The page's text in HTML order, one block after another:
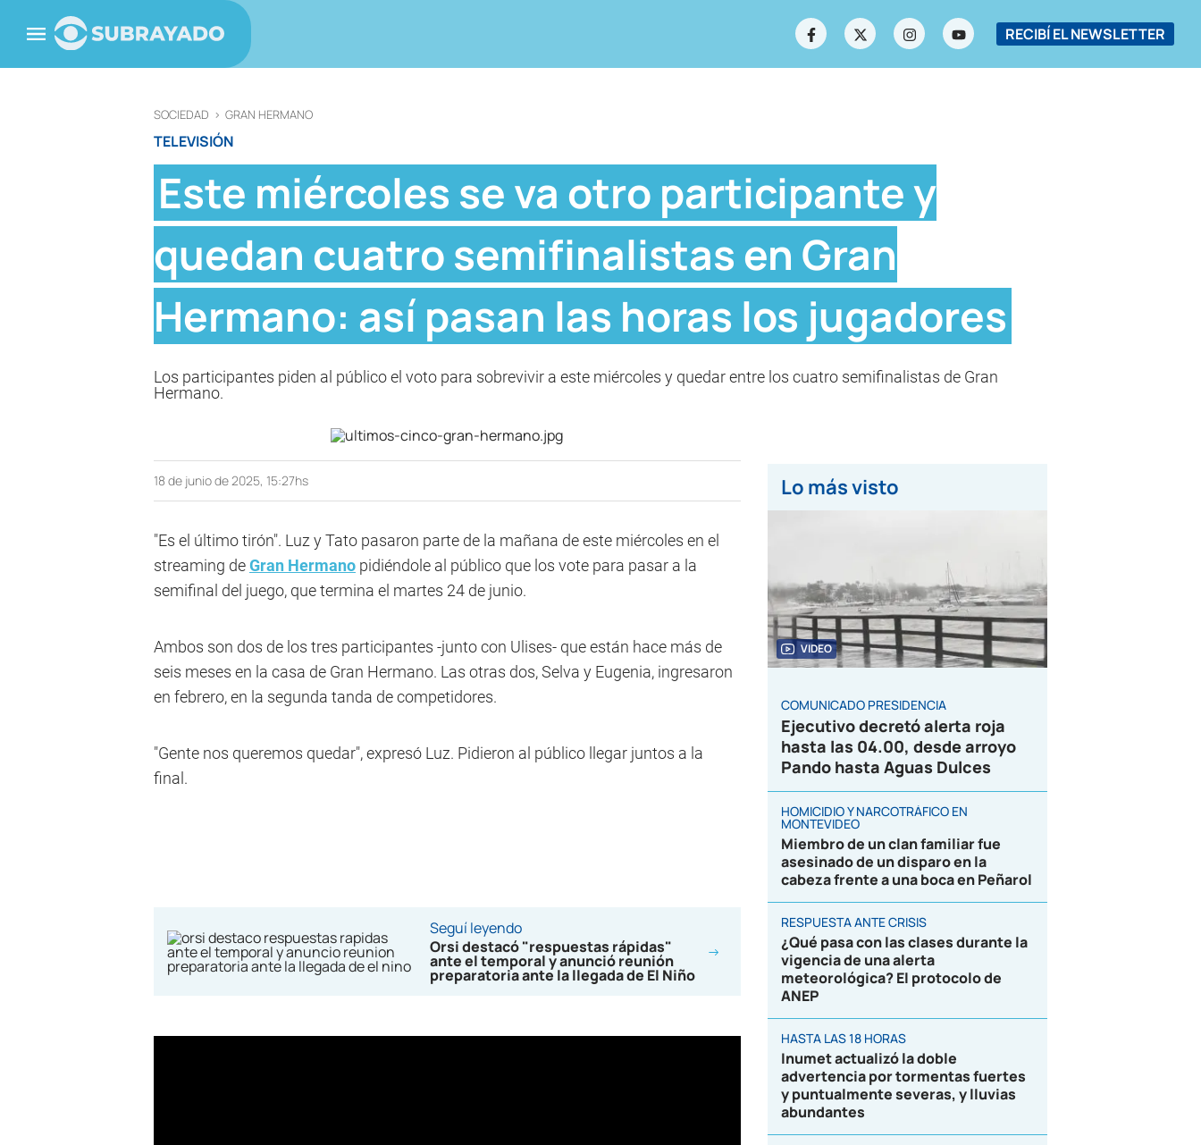
RECIBÍ EL NEWSLETTER
SOCIEDAD > GRAN HERMANO
TELEVISIÓN
Este miércoles se va otro participante y
quedan cuatro semifinalistas en Gran
Hermano: así pasan las horas los jugadores
Los participantes piden al público el voto para sobrevivir a este miércoles y quedar entre los cuatro semifinalistas de Gran
Hermano.
18 de junio de 2025, 15:27hs
"Es el último tirón". Luz y Tato pasaron parte de la mañana de este miércoles en el
streaming deGran Hermano pidiéndole al público que los vote para pasar a la
semifinal del juego, que termina el martes 24 de junio.
Ambos son dos de los tres participantes -junto con Ulises- que están hace más de
seis meses en la casa de Gran Hermano. Las otras dos, Selva y Eugenia, ingresaron
en febrero, en la segunda tanda de competidores.
"Gente nos queremos quedar", expresó Luz. Pidieron al público llegar juntos a la
final.
Seguí leyendo
Orsi destacó "respuestas rápidas"
ante el temporal y anunció reunión
preparatoria ante la llegada de El Niño
Lo más visto
VIDEO
COMUNICADO PRESIDENCIA
Ejecutivo decretó alerta roja
hasta las 04.00, desde arroyo
Pando hasta Aguas Dulces
HOMICIDIO Y NARCOTRÁFICO EN
MONTEVIDEO
Miembro de un clan familiar fue
asesinado de un disparo en la
cabeza frente a una boca en Peñarol
RESPUESTA ANTE CRISIS
¿Qué pasa con las clases durante la
vigencia de una alerta
meteorológica? El protocolo de
ANEP
HASTA LAS 18 HORAS
Inumet actualizó la doble
advertencia por tormentas fuertes
y puntualmente severas, y lluvias
abundantes